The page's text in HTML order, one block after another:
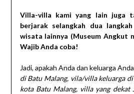
Villa-villa kami yang lain juga
berjarak selangkah dua
wisata lainnya (Museum Angkut
Wajib Anda coba!
Jadi, apakah Anda dan keluarga
di Batu Malang, vila/villa keluarga
kota Batu Malang, villa yang dekat